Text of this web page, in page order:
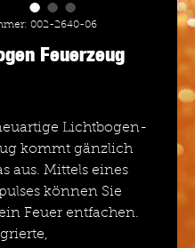
002-2640-06
Feuerzeug
Lichtbogen-
kommt gänzlich
aus. Mittels eines
können Sie
Feuer entfachen.